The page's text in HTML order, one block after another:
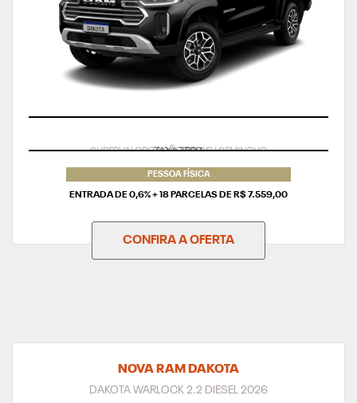
PESSOA FÍSICA
ENTRADA DE 0,6% + 18 PARCELAS DE R$ 7.559,00
CONFIRA A OFERTA
NOVA RAM DAKOTA
DAKOTA WARLOCK 2.2 DIESEL 2026